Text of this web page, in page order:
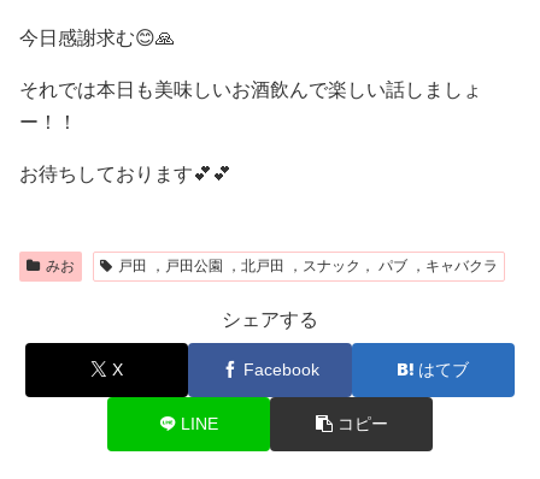
今日感謝求む😊🙏
それでは本日も美味しいお酒飲んで楽しい話しましょ
ー！！
お待ちしております💕💕
みお 戸田 ，戸田公園 ，北戸田 ，スナック， パブ ，キャバクラ
シェアする
X Facebook はてブ
LINE コピー